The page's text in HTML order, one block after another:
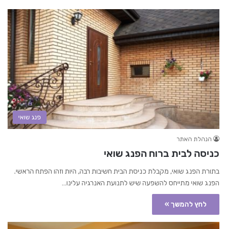
פנג שואי
הנהלת האתר
כניסה לבית ברוח הפנג שואי
בתורת הפנג שואי, מקבלת כניסת הבית חשיבות רבה, היות וזהו הפתח הראשי.
הפנג שואי מתייחס להשפעה שיש לתנועת האנרגיה עלינו…
לחץ להמשך »